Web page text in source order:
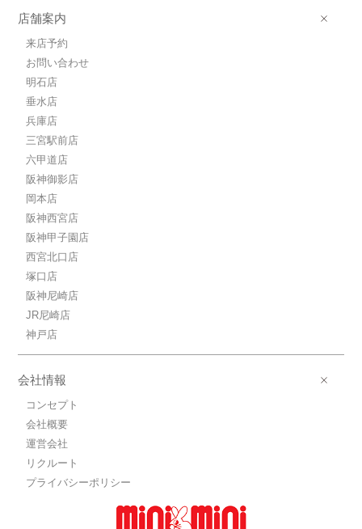
店舗案内
来店予約
お問い合わせ
明石店
垂水店
兵庫店
三宮駅前店
六甲道店
阪神御影店
岡本店
阪神西宮店
阪神甲子園店
西宮北口店
塚口店
阪神尼崎店
JR尼崎店
神戸店
会社情報
コンセプト
会社概要
運営会社
リクルート
プライバシーポリシー